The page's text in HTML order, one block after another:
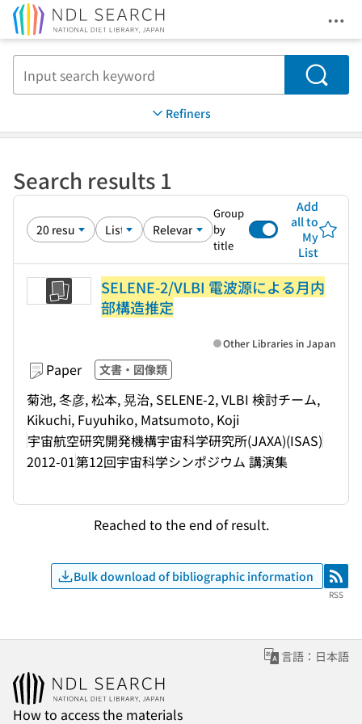
Search
Refiners
Search results 1
Group
by
title
Add
all to
My
List
SELENE-2/VLBI 電波源による月内
部構造推定
Paper 文書・図像類
菊池, 冬彦, 松本, 晃治, SELENE-2, VLBI 検討チーム,
Kikuchi, Fuyuhiko, Matsumoto, Koji
宇宙航空研究開発機構宇宙科学研究所(JAXA)(ISAS)
2012-01第12回宇宙科学シンポジウム 講演集
Other Libraries in Japan
Reached to the end of result.
Bulk download of bibliographic information RSS
RSS
言語：日本語
How to access the materials